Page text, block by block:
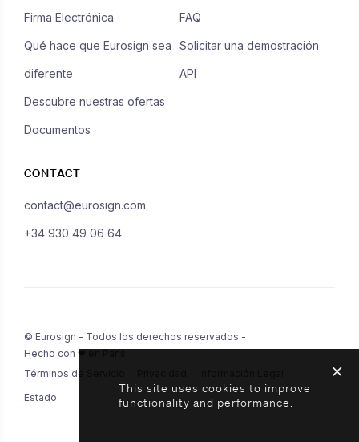
Firma Electrónica
Qué hace que Eurosign sea
diferente
Descubre nuestras ofertas
Documentos
FAQ
Solicitar una demostración
API
CONTACT
contact@eurosign.com
+34 930 49 06 64
© Eurosign - Todos los derechos reservados -
Hecho con ❤ en París
Términos de Servicio
Estado
This site uses cookies to improve
functionality and performance.